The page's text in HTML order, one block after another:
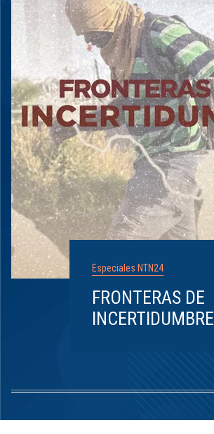
Especiales NTN24
FRONTERAS DE
INCERTIDUMBRE
1